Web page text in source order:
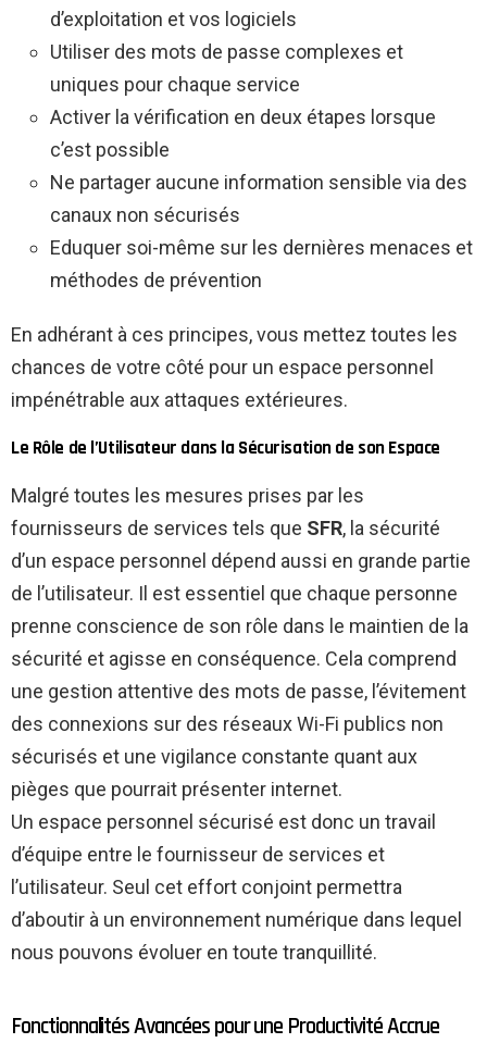
d’exploitation et vos logiciels
Utiliser des mots de passe complexes et
uniques pour chaque service
Activer la vérification en deux étapes lorsque
c’est possible
Ne partager aucune information sensible via des
canaux non sécurisés
Eduquer soi-même sur les dernières menaces et
méthodes de prévention
En adhérant à ces principes, vous mettez toutes les
chances de votre côté pour un espace personnel
impénétrable aux attaques extérieures.
Le Rôle de l’Utilisateur dans la Sécurisation de son Espace
Malgré toutes les mesures prises par les
fournisseurs de services tels que SFR, la sécurité
d’un espace personnel dépend aussi en grande partie
de l’utilisateur. Il est essentiel que chaque personne
prenne conscience de son rôle dans le maintien de la
sécurité et agisse en conséquence. Cela comprend
une gestion attentive des mots de passe, l’évitement
des connexions sur des réseaux Wi-Fi publics non
sécurisés et une vigilance constante quant aux
pièges que pourrait présenter internet.
Un espace personnel sécurisé est donc un travail
d’équipe entre le fournisseur de services et
l’utilisateur. Seul cet effort conjoint permettra
d’aboutir à un environnement numérique dans lequel
nous pouvons évoluer en toute tranquillité.
Fonctionnalités Avancées pour une Productivité Accrue